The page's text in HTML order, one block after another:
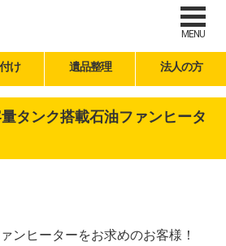
MENU
け 遺品整理 法人の方
タンク搭載石油ファンヒータ
ンヒーターをお求めのお客様！